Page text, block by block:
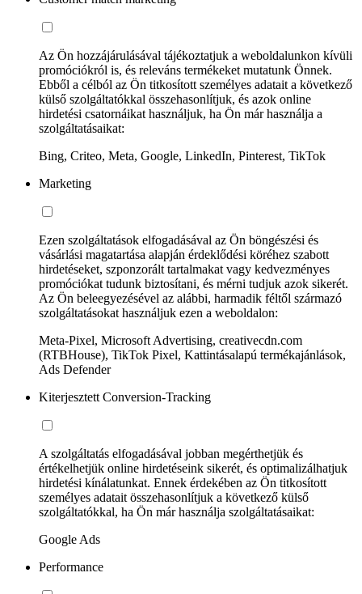
Az Ön hozzájárulásával tájékoztatjuk a weboldalunkon kívüli
promóciókról is, és releváns termékeket mutatunk Önnek.
Ebből a célból az Ön titkosított személyes adatait a következő
külső szolgáltatókkal összehasonlítjuk, és azok online
hirdetési csatornáikat használjuk, ha Ön már használja a
szolgáltatásaikat:
Bing, Criteo, Meta, Google, LinkedIn, Pinterest, TikTok
Marketing
Ezen szolgáltatások elfogadásával az Ön böngészési és
vásárlási magatartása alapján érdeklődési köréhez szabott
hirdetéseket, szponzorált tartalmakat vagy kedvezményes
promóciókat tudunk biztosítani, és mérni tudjuk azok sikerét.
Az Ön beleegyezésével az alábbi, harmadik féltől származó
szolgáltatásokat használjuk ezen a weboldalon:
Meta-Pixel, Microsoft Advertising, creativecdn.com
(RTBHouse), TikTok Pixel, Kattintásalapú termékajánlások,
Ads Defender
Kiterjesztett Conversion-Tracking
A szolgáltatás elfogadásával jobban megérthetjük és
értékelhetjük online hirdetéseink sikerét, és optimalizálhatjuk
hirdetési kínálatunkat. Ennek érdekében az Ön titkosított
személyes adatait összehasonlítjuk a következő külső
szolgáltatókkal, ha Ön már használja szolgáltatásaikat:
Google Ads
Performance